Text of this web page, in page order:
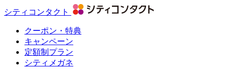
シティコンタクト
クーポン・特典
キャンペーン
定額制プラン
シティメガネ